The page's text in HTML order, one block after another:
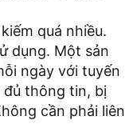
quá nhiều.
dụng. Một sản
ngày với tuyến
đủ thông tin, bị
cần phải liên